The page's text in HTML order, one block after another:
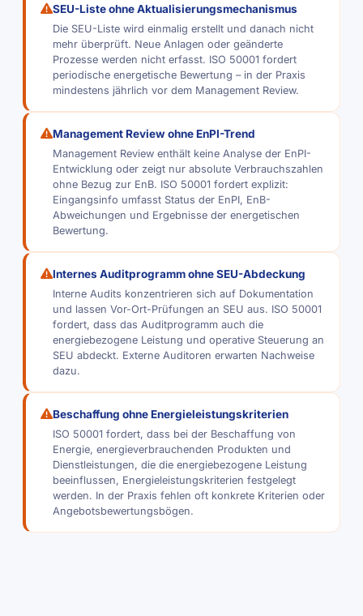
SEU-Liste ohne Aktualisierungsmechanismus
Die SEU-Liste wird einmalig erstellt und danach nicht
mehr überprüft. Neue Anlagen oder geänderte
Prozesse werden nicht erfasst. ISO 50001 fordert
periodische energetische Bewertung – in der Praxis
mindestens jährlich vor dem Management Review.
Management Review ohne EnPI-Trend
Management Review enthält keine Analyse der EnPI-
Entwicklung oder zeigt nur absolute Verbrauchszahlen
ohne Bezug zur EnB. ISO 50001 fordert explizit:
Eingangsinfo umfasst Status der EnPI, EnB-
Abweichungen und Ergebnisse der energetischen
Bewertung.
Internes Auditprogramm ohne SEU-Abdeckung
Interne Audits konzentrieren sich auf Dokumentation
und lassen Vor-Ort-Prüfungen an SEU aus. ISO 50001
fordert, dass das Auditprogramm auch die
energiebezogene Leistung und operative Steuerung an
SEU abdeckt. Externe Auditoren erwarten Nachweise
dazu.
Beschaffung ohne Energieleistungskriterien
ISO 50001 fordert, dass bei der Beschaffung von
Energie, energieverbrauchenden Produkten und
Dienstleistungen, die die energiebezogene Leistung
beeinflussen, Energieleistungskriterien festgelegt
werden. In der Praxis fehlen oft konkrete Kriterien oder
Angebotsbewertungsbögen.